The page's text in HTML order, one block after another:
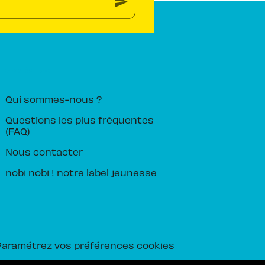
Qui sommes-nous ?
Questions les plus fréquentes
(FAQ)
Nous contacter
nobi nobi ! notre label jeunesse
vos préférences cookies